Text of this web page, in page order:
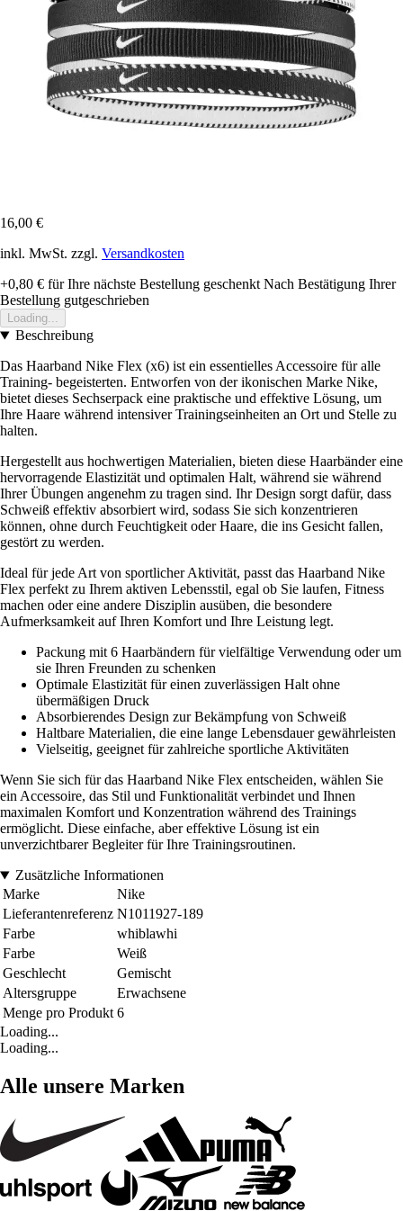
16,00 €
inkl. MwSt. zzgl. Versandkosten
+0,80 € für Ihre nächste Bestellung geschenkt Nach Bestätigung Ihrer
Bestellung gutgeschrieben
Loading...
Beschreibung
Das Haarband Nike Flex (x6) ist ein essentielles Accessoire für alle
Training- begeisterten. Entworfen von der ikonischen Marke Nike,
bietet dieses Sechserpack eine praktische und effektive Lösung, um
Ihre Haare während intensiver Trainingseinheiten an Ort und Stelle zu
halten.
Hergestellt aus hochwertigen Materialien, bieten diese Haarbänder eine
hervorragende Elastizität und optimalen Halt, während sie während
Ihrer Übungen angenehm zu tragen sind. Ihr Design sorgt dafür, dass
Schweiß effektiv absorbiert wird, sodass Sie sich konzentrieren
können, ohne durch Feuchtigkeit oder Haare, die ins Gesicht fallen,
gestört zu werden.
Ideal für jede Art von sportlicher Aktivität, passt das Haarband Nike
Flex perfekt zu Ihrem aktiven Lebensstil, egal ob Sie laufen, Fitness
machen oder eine andere Disziplin ausüben, die besondere
Aufmerksamkeit auf Ihren Komfort und Ihre Leistung legt.
Packung mit 6 Haarbändern für vielfältige Verwendung oder um
sie Ihren Freunden zu schenken
Optimale Elastizität für einen zuverlässigen Halt ohne
übermäßigen Druck
Absorbierendes Design zur Bekämpfung von Schweiß
Haltbare Materialien, die eine lange Lebensdauer gewährleisten
Vielseitig, geeignet für zahlreiche sportliche Aktivitäten
Wenn Sie sich für das Haarband Nike Flex entscheiden, wählen Sie
ein Accessoire, das Stil und Funktionalität verbindet und Ihnen
maximalen Komfort und Konzentration während des Trainings
ermöglicht. Diese einfache, aber effektive Lösung ist ein
unverzichtbarer Begleiter für Ihre Trainingsroutinen.
Zusätzliche Informationen
Marke
Nike
Lieferantenreferenz N1011927-189
Farbe
whiblawhi
Farbe
Weiß
Geschlecht
Gemischt
Altersgruppe
Erwachsene
Menge pro Produkt 6
Loading...
Loading...
Alle unsere Marken